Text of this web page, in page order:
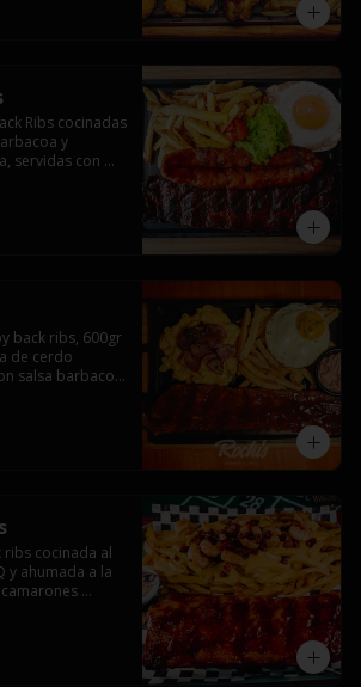
Ribs cocinadas
y
servidas con
back ribs, 600gr
de cerdo
salsa barbacoa
papas
ribs cocinada al
y ahumada a la